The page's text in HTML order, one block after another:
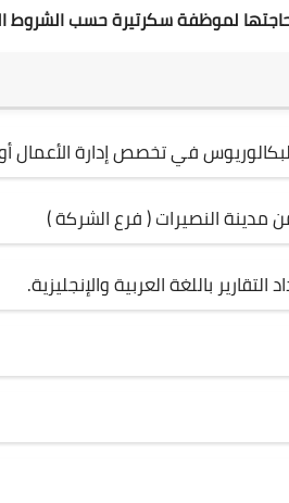
لموظفة سكرتيرة حسب الشروط
في تخصص إدارة الأعمال
النصيرات ( فرع الشركة )
باللغة العربية والإنجليزية.